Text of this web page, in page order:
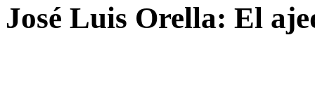
José Luis Orella: El